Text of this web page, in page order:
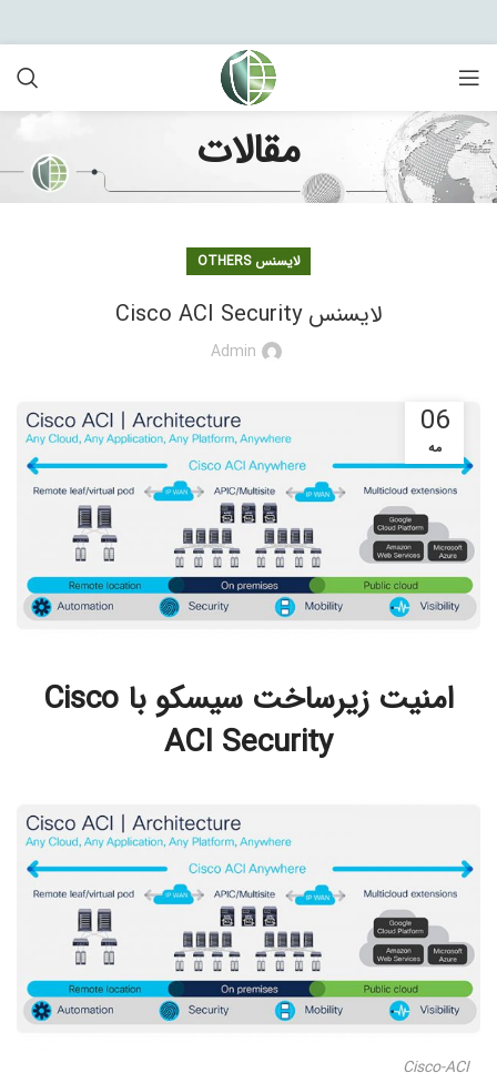
مقالات
لایسنس OTHERS
لایسنس Cisco ACI Security
Admin
06
مه
امنیت زیرساخت سیسکو با Cisco
ACI Security
Cisco-ACI